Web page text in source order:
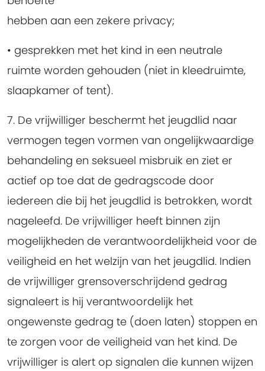
hebben aan een zekere privacy;
• gesprekken met het kind in een neutrale
ruimte worden gehouden (niet in kleedruimte,
slaapkamer of tent).
7. De vrijwilliger beschermt het jeugdlid naar
vermogen tegen vormen van ongelijkwaardige
behandeling en seksueel misbruik en ziet er
actief op toe dat de gedragscode door
iedereen die bij het jeugdlid is betrokken, wordt
nageleefd. De vrijwilliger heeft binnen zijn
mogelijkheden de verantwoordelijkheid voor de
veiligheid en het welzijn van het jeugdlid. Indien
de vrijwilliger grensoverschrijdend gedrag
signaleert is hij verantwoordelijk het
ongewenste gedrag te (doen laten) stoppen en
te zorgen voor de veiligheid van het kind. De
vrijwilliger is alert op signalen die kunnen wijzen